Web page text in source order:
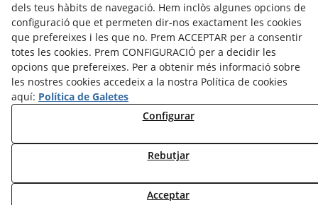
Santa Carolina, 10 Baixos
93 347 28 95
08025 - BARCELONA
salafarma@salafarma.com
© 08/2026 Salafarma S.L. - Tots els drets reservats.
dels teus hàbits de navegació. Hem inclòs algunes opcions de
configuració que et permeten dir-nos exactament les cookies
que prefereixes i les que no. Prem ACCEPTAR per a consentir
totes les cookies. Prem CONFIGURACIÓ per a decidir les
opcions que prefereixes. Per a obtenir més informació sobre
les nostres cookies accedeix a la nostra Política de cookies
aquí: Política de Galetes
Configurar
Rebutjar
Acceptar